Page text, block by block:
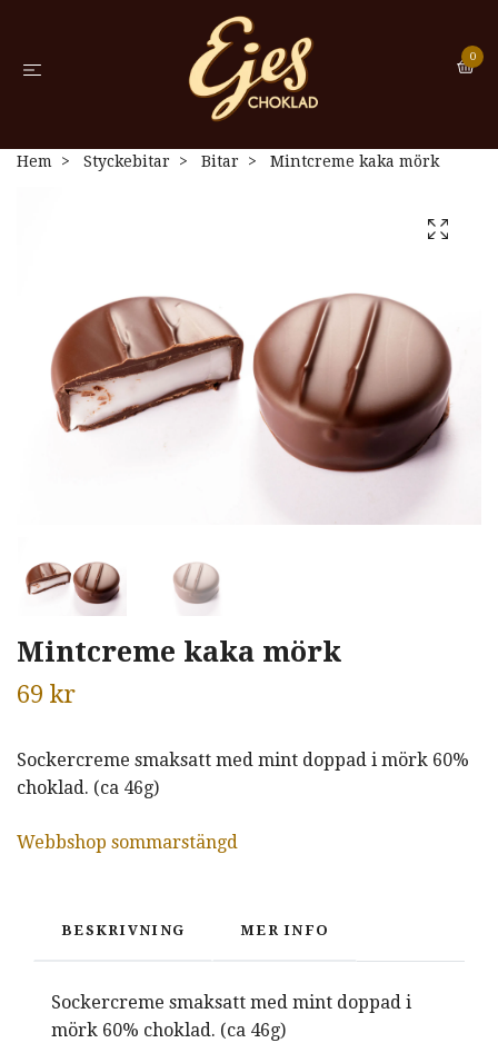
0
Hem Styckebitar Bitar Mintcreme kaka mörk
Mintcreme kaka mörk
69 kr
Sockercreme smaksatt med mint doppad i mörk 60%
choklad. (ca 46g)
Webbshop sommarstängd
BESKRIVNING MER INFO
Sockercreme smaksatt med mint doppad i
mörk 60% choklad. (ca 46g)